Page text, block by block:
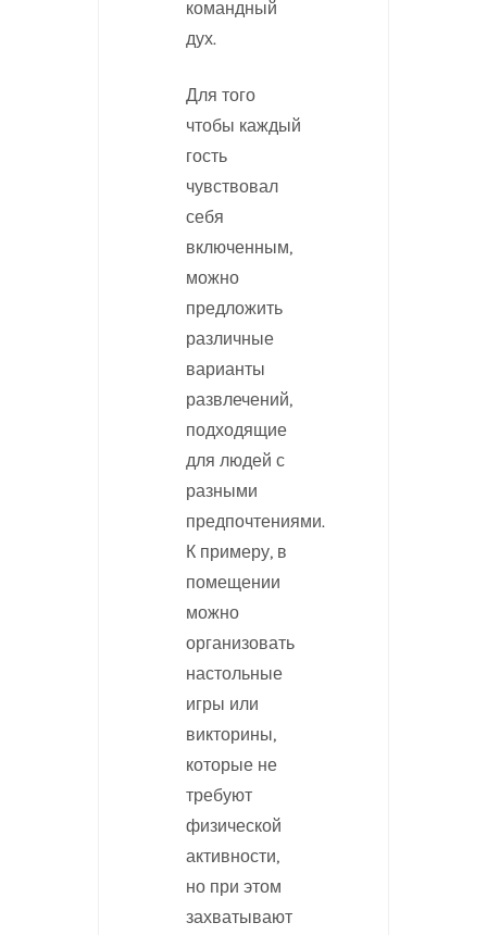
командный
дух.
Для того
чтобы каждый
гость
чувствовал
себя
включенным,
можно
предложить
различные
варианты
развлечений,
подходящие
для людей с
разными
предпочтениями.
К примеру, в
помещении
можно
организовать
настольные
игры или
викторины,
которые не
требуют
физической
активности,
но при этом
захватывают